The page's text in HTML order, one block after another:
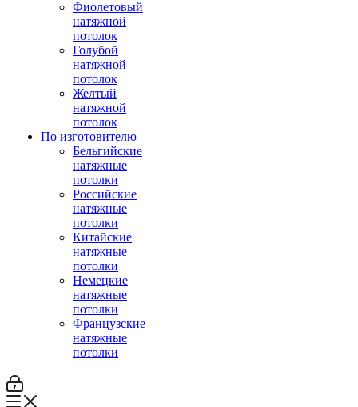
Фиолетовый
натяжной
потолок
Голубой
натяжной
потолок
Желтый
натяжной
потолок
По изготовителю
Бельгийские
натяжные
потолки
Российские
натяжные
потолки
Китайские
натяжные
потолки
Немецкие
натяжные
потолки
Французские
натяжные
потолки